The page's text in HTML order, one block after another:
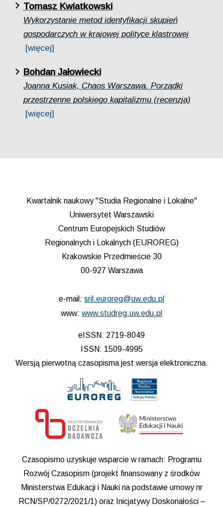
Tomasz Kwiatkowski
Wykorzystanie metod identyfikacji skupień
gospodarczych w krajowej polityce klastrowej
[więcej]
Bohdan Jałowiecki
Joanna Kusiak, Chaos Warszawa. Porządki
przestrzenne polskiego kapitalizmu (recenzja)
[więcej]
Kwartalnik naukowy "Studia Regionalne i Lokalne"
Uniwersytet Warszawski
Centrum Europejskich Studiów
Regionalnych i Lokalnych (EUROREG)
Krakowskie Przedmieście 30
00-927 Warszawa
e-mail: sril.euroreg@uw.edu.pl
www: www.studreg.uw.edu.pl
eISSN: 2719-8049
ISSN: 1509-4995
Wersją pierwotną czasopisma jest wersja elektroniczna.
Czasopismo uzyskuje wsparcie w ramach: Programu
Rozwój Czasopism (projekt finansowany z środków
Ministerstwa Edukacji i Nauki na podstawie umowy nr
RCN/SP/0272/2021/1) oraz Inicjatywy Doskonałości –